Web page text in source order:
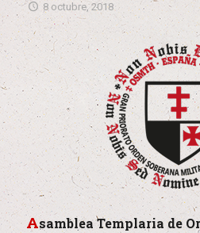
8 octubre, 2018
Asamblea Templaria de